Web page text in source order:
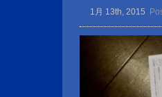
1月 13th, 2015